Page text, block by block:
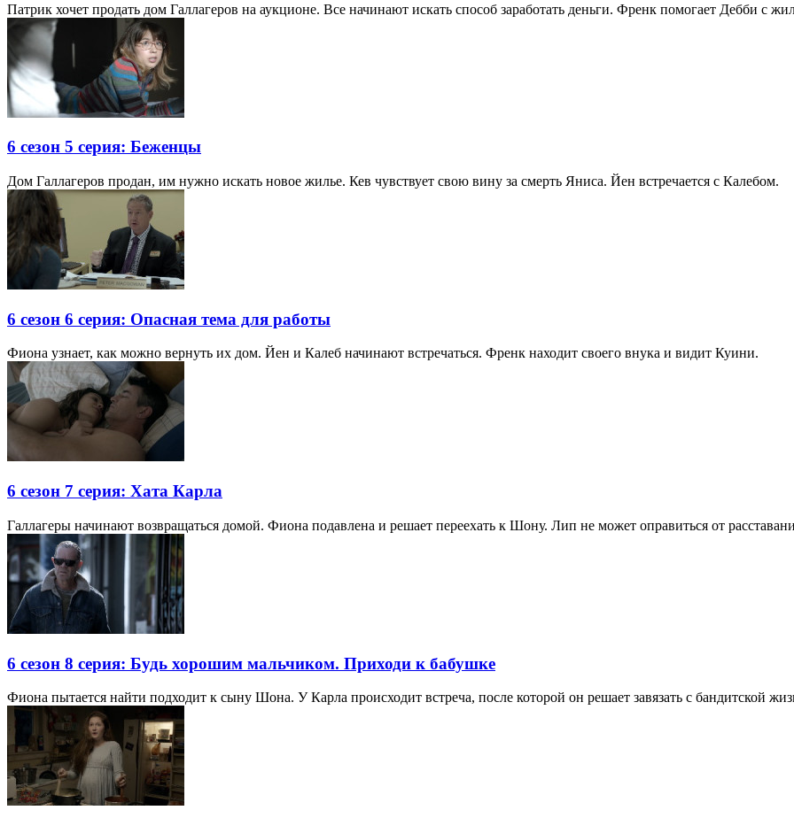
Патрик хочет продать дом Галлагеров на аукционе. Все начинают искать способ заработать деньги. Френк помогает Дебби с
6 сезон 5 серия: Беженцы
Дом Галлагеров продан, им нужно искать новое жилье. Кев чувствует свою вину за смерть Яниса. Йен встречается с Калебом.
6 сезон 6 серия: Опасная тема для работы
Фиона узнает, как можно вернуть их дом. Йен и Калеб начинают встречаться. Френк находит своего внука и видит Куини.
6 сезон 7 серия: Хата Карла
Галлагеры начинают возвращаться домой. Фиона подавлена и решает переехать к Шону. Лип не может оправиться от
6 сезон 8 серия: Будь хорошим мальчиком. Приходи к бабушке
Фиона пытается найти подходит к сыну Шона. У Карла происходит встреча, после которой он решает завязать с бандитской